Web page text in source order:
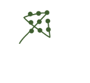
Inhalt
springen